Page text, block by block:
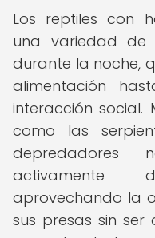
Los reptiles con
una variedad de
durante la noche,
alimentación
interacción social.
como las
depredadores
activamente
aprovechando la
sus presas sin ser